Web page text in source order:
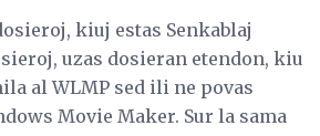
kiuj estas Senkablaj
uzas dosieran etendon, kiu
al WLMP sed ili ne povas
Movie Maker. Sur la sama